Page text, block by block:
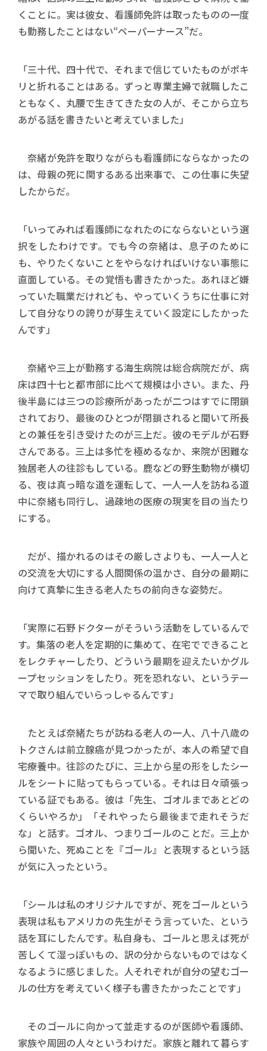
くことに。実は彼女、看護師免許は取ったものの一度
も勤務したことはない“ペーパーナース”だ。
「三十代、四十代で、それまで信じていたものがポキ
リと折れることはある。ずっと専業主婦で就職したこ
ともなく、丸腰で生きてきた女の人が、そこから立ち
あがる話を書きたいと考えていました」
奈緒が免許を取りながらも看護師にならなかったの
は、母親の死に関するある出来事で、この仕事に失望
したからだ。
「いってみれば看護師になれたのにならないという選
択をしたわけです。でも今の奈緒は、息子のために
も、やりたくないことをやらなければいけない事態に
直面している。その覚悟も書きたかった。あれほど嫌
っていた職業だけれども、やっていくうちに仕事に対
して自分なりの誇りが芽生えていく設定にしたかった
んです」
奈緒や三上が勤務する海生病院は総合病院だが、病
床は四十七と都市部に比べて規模は小さい。また、丹
後半島には三つの診療所があったが二つはすでに閉鎖
されており、最後のひとつが閉鎖されると聞いて所長
との兼任を引き受けたのが三上だ。彼のモデルが石野
さんである。三上は多忙を極めるなか、来院が困難な
独居老人の往診もしている。鹿などの野生動物が横切
る、夜は真っ暗な道を運転して、一人一人を訪ねる道
中に奈緒も同行し、過疎地の医療の現実を目の当たり
にする。
だが、描かれるのはその厳しさよりも、一人一人と
の交流を大切にする人間関係の温かさ、自分の最期に
向けて真摯に生きる老人たちの前向きな姿勢だ。
「実際に石野ドクターがそういう活動をしているんで
す。集落の老人を定期的に集めて、在宅でできること
をレクチャーしたり、どういう最期を迎えたいかグル
ープセッションをしたり。死を恐れない、というテー
マで取り組んでいらっしゃるんです」
たとえば奈緒たちが訪ねる老人の一人、八十八歳の
トクさんは前立腺癌が見つかったが、本人の希望で自
宅療養中。往診のたびに、三上から星の形をしたシー
ルをシートに貼ってもらっている。それは日々頑張っ
ている証でもある。彼は「先生、ゴオルまであとどの
くらいやろか」「それやったら最後まで走れそうだ
な」と話す。ゴオル、つまりゴールのことだ。三上か
ら聞いた、死ぬことを『ゴール』と表現するという話
が気に入ったという。
「シールは私のオリジナルですが、死をゴールという
表現は私もアメリカの先生がそう言っていた、という
話を耳にしたんです。私自身も、ゴールと思えば死が
苦しくて湿っぽいもの、訳の分からないものではなく
なるように感じました。人それぞれが自分の望むゴー
ルの仕方を考えていく様子も書きたかったことです」
そのゴールに向かって並走するのが医師や看護師、
家族や周囲の人々というわけだ。家族と離れて暮らす